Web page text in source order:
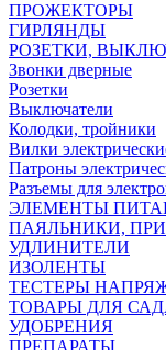
ПРОЖЕКТОРЫ
ГИРЛЯНДЫ
РОЗЕТКИ,
Звонки дверные
Розетки
Выключатели
Колодки, тройники
Вилки
Патроны
Разъемы для
ЭЛЕМЕНТЫ
ПАЯЛЬНИКИ,
УДЛИНИТЕЛИ
ИЗОЛЕНТЫ
ТЕСТЕРЫ
ТОВАРЫ ДЛЯ
УДОБРЕНИЯ
ПРЕПАРАТЫ